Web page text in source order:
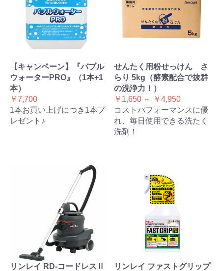
【キャンペーン】『バブル
ウォーターPRO』（1本+1
本）
￥7,700
1本お買い上げにつき1本プ
レゼント♪
せんたく用粉せっけん さ
らり 5kg（酵素配合で抜群
の洗浄力！）
￥1,650 ～ ￥4,950
コストパフォーマンスに優
れ、毎日使用できる洗たく
洗剤！
リンレイ RD-コードレスⅡ
リンレイ ファストグリップ